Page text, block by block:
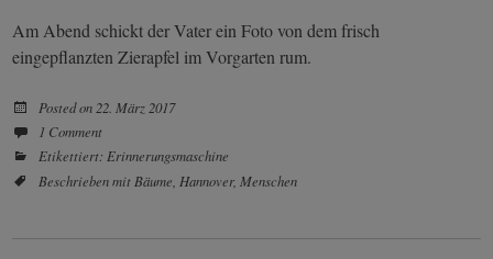
Am Abend schickt der Vater ein Foto von dem frisch
eingepflanzten Zierapfel im Vorgarten rum.
Posted on 22. März 2017
1 Comment
Etikettiert:Erinnerungsmaschine
Beschrieben mit Bäume Hannover, Menschen